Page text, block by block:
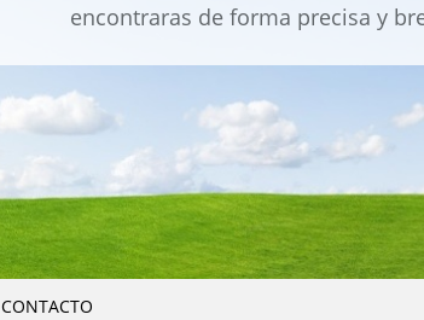
encontraras de forma precisa y
CONTACTO